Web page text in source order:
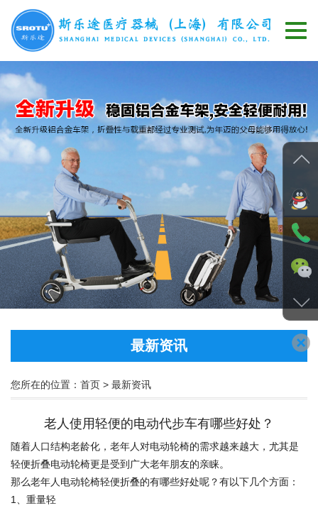
切
导
最新资讯
您所在的位置： 首页 > 最新资讯
老人使用轻便的电动代步车有哪些好处？
随着人口结构老龄化，老年人对电动轮椅的需求越来越大，尤其是
轻便折叠电动轮椅更是受到广大老年朋友的亲睐。
那么老年人电动轮椅轻便折叠的有哪些好处呢？有以下几个方面：
1、重量轻